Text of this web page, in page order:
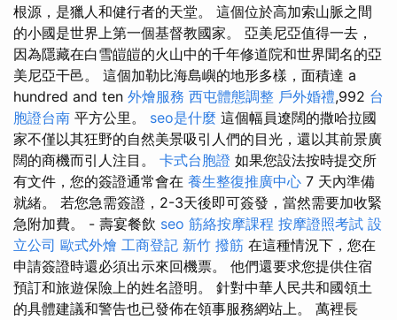
根源，是獵人和健行者的天堂。 這個位於高加索山脈之間
的小國是世界上第一個基督教國家。 亞美尼亞值得一去，
因為隱藏在白雪皚皚的火山中的千年修道院和世界聞名的亞
美尼亞干邑。 這個加勒比海島嶼的地形多樣，面積達 a
hundred and ten 外燴服務 西屯體態調整 戶外婚禮,992 台
胞證台南 平方公里。 seo是什麼 這個幅員遼闊的撒哈拉國
家不僅以其狂野的自然美景吸引人們的目光，還以其前景廣
闊的商機而引人注目。 卡式台胞證 如果您設法按時提交所
有文件，您的簽證通常會在 養生整復推廣中心 7 天內準備
就緒。 若您急需簽證，2-3天後即可簽發，當然需要加收緊
急附加費。 - 壽宴餐飲 seo 筋絡按摩課程 按摩證照考試 設
立公司 歐式外燴 工商登記 新竹 撥筋 在這種情況下，您在
申請簽證時還必須出示來回機票。 他們還要求您提供住宿
預訂和旅遊保險上的姓名證明。 針對中華人民共和國領土
的具體建議和警告也已發佈在領事服務網站上。 萬裡長